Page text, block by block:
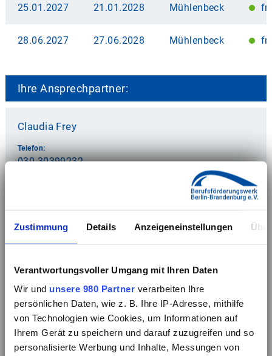
Zustimmung Details Anzeigeneinstellungen
Verantwortungsvoller Umgang mit Ihren Daten
Wir und unsere 980 Partner verarbeiten Ihre
persönlichen Daten, wie z. B. Ihre IP-Adresse, mithilfe
von Technologien wie Cookies, um Informationen auf
Ihrem Gerät zu speichern und darauf zuzugreifen und so
personalisierte Werbung und Inhalte, Messungen von
25.01.2027 21.01.2028 Mühlenbeck
28.06.2027 27.06.2028 Mühlenbeck
Ihre Ansprechpartner:
Claudia Frey
Telefon:
030 30399232
Claudia.Frey@bfw-berlin-brandenburg.de
Kontaktanfrage
Guido Kotlarski (Bildungsgutschein)
Telefon:
030 30399204
E-Mail:
bgs@bfw-berlin-brandenburg.de